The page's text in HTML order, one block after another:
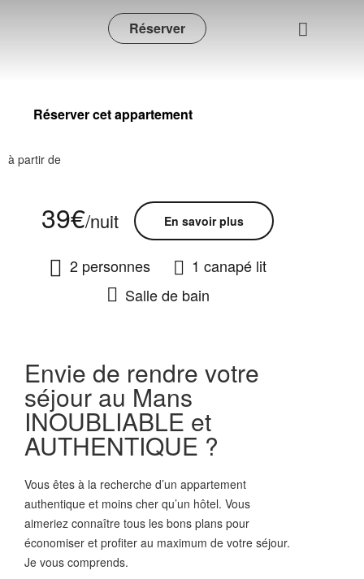
Réserver
à partir de
39€/nuit En savoir plus
2 personnes
1 canapé lit
Salle de bain
Envie de rendre votre
séjour au Mans
INOUBLIABLE et
AUTHENTIQUE ?
Vous êtes à la recherche d’un appartement
authentique et moins cher qu’un hôtel. Vous
aimeriez connaître tous les bons plans pour
économiser et profiter au maximum de votre séjour.
Je vous comprends.